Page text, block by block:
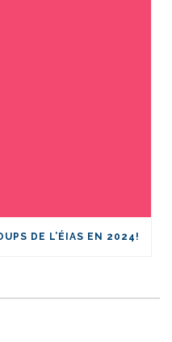
DE L’ÉIAS EN 2024!